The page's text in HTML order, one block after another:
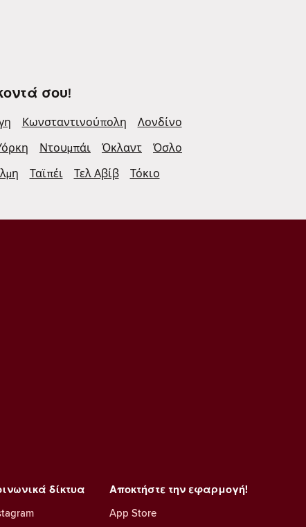
σου!
Κωνσταντινούπολη
Λονδίνο
Ντουμπάι Όκλαντ
Όσλο
Ταϊπέι Τελ Αβίβ Τόκιο
δίκτυα Αποκτήστε την εφαρμογή!
App Store